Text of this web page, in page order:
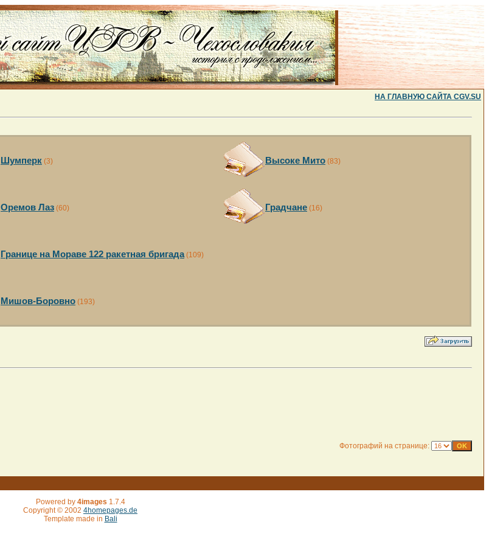
НА ГЛАВНУЮ САЙТА CGV.SU
Шумперк (3)
Оремов Лаз (60)
Границе на Мораве 122 ракетная бригада(109)
Мишов-Боровно (193)
Высоке Мито (83)
Градчане (16)
Фотографий на странице:
Powered by 4images 1.7.4
Copyright © 2002 4homepages.de
Template made in Bali